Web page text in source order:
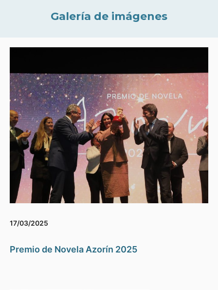
Galería de imágenes
17/03/2025
Premio de Novela Azorín 2025